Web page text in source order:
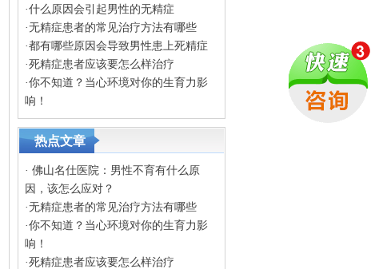
·什么原因会引起男性的无精症
·无精症患者的常见治疗方法有哪些
·都有哪些原因会导致男性患上死精症
·死精症患者应该要怎么样治疗
·你不知道？当心环境对你的生育力影
响！
热点文章
· 佛山名仕医院：男性不育有什么原
因，该怎么应对？
·无精症患者的常见治疗方法有哪些
·你不知道？当心环境对你的生育力影
响！
·死精症患者应该要怎么样治疗